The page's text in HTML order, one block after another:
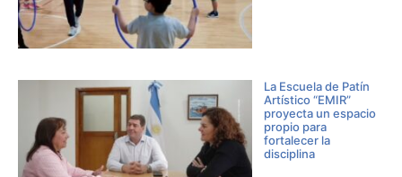
La Escuela de Patín
Artístico “EMIR”
proyecta un espacio
propio para
fortalecer la
disciplina